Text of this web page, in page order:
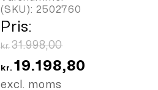
(SKU): 2502760
Pris:
kr. 31.998,00Den
oprindelige
kr. 19.198,80
excl. moms